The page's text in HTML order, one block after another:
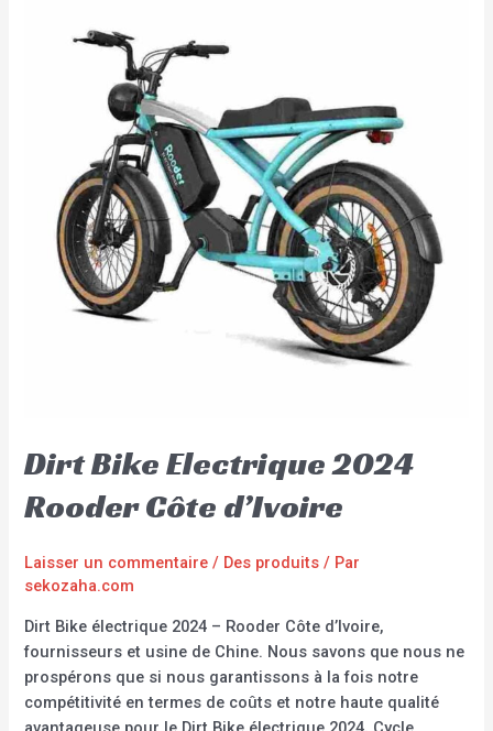
Dirt Bike Electrique 2024
Rooder Côte d’Ivoire
Laisser un commentaire / Des produits / Par
sekozaha.com
Dirt Bike électrique 2024 – Rooder Côte d’Ivoire,
fournisseurs et usine de Chine. Nous savons que nous ne
prospérons que si nous garantissons à la fois notre
compétitivité en termes de coûts et notre haute qualité